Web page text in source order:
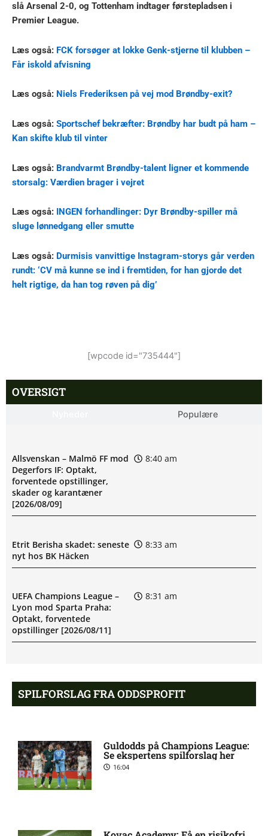
slå Arsenal 2-0, og Tottenham indtager førstepladsen i
Premier League.
Læs også: FCK forsøger at lokke Genk-stjerne til klubben –
Får iskold afvisning
Læs også: Niels Frederiksen på vej mod Brøndby-exit?
Læs også: Sportschef bekræfter: Brøndby har budt på ham –
Kan skifte klub til vinter
Læs også: Brandvarmt Brøndby-talent ligner et kommende
storsalg: Værdien brager i vejret
Læs også: INGEN forhandlinger: Dyr Brøndby-spiller må
sluge lønnedgang eller smutte
Læs også: Durmisis vanvittige Instagram-storys går verden
rundt: ‘CV må kunne se ind i fremtiden, for han gjorde det
helt rigtige, da han tog røven på dig’
[wpcode id="735444"]
OVERSIGT
Populære
Allsvenskan – Malmö FF mod
Degerfors IF: Optakt,
forventede opstillinger,
skader og karantæner
[2026/08/09]
8:40 am
Etrit Berisha skadet: seneste
nyt hos BK Häcken
8:33 am
UEFA Champions League –
Lyon mod Sparta Praha:
Optakt, forventede
opstillinger [2026/08/11]
8:31 am
Engdahl: skadesstatus
UEFA Champions League –
Sabah FA mod AGF: Optakt,
SPILFORSLAG FRA ODDSPROFIT
Guldodds på Champions League:
Se ekspertens spilforslag her
16:04